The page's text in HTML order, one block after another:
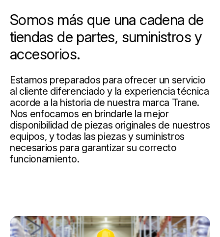
Somos más que una cadena de
tiendas de partes, suministros y
accesorios.
Estamos preparados para ofrecer un servicio
al cliente diferenciado y la experiencia técnica
acorde a la historia de nuestra marca Trane.
Nos enfocamos en brindarle la mejor
disponibilidad de piezas originales de nuestros
equipos, y todas las piezas y suministros
necesarios para garantizar su correcto
funcionamiento.